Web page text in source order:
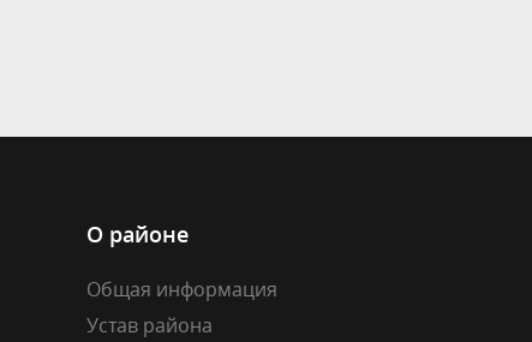
О районе
Общая информация
Устав района